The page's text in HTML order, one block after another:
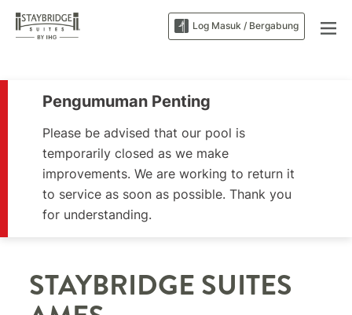
Log Masuk / Bergabung
Pengumuman Penting
Please be advised that our pool is
temporarily closed as we make
improvements. We are working to return it
to service as soon as possible. Thank you
for understanding.
STAYBRIDGE SUITES